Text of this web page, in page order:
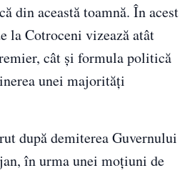
din această toamnă. În acest
la Cotroceni vizează atât
cât și formula politică
unei majorități
după demiterea Guvernului
în urma unei moțiuni de